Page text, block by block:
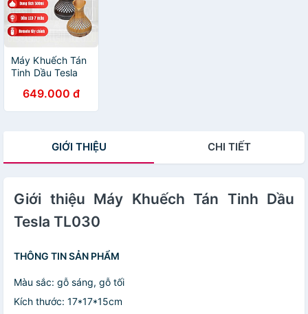
Máy Khuếch Tán
Tinh Dầu Tesla
649.000 đ
GIỚI THIỆU CHI TIẾT
Giới thiệu Máy Khuếch Tán Tinh Dầu
Tesla TL030
THÔNG TIN SẢN PHẨM
Màu sắc: gỗ sáng, gỗ tối
Kích thước: 17*17*15cm